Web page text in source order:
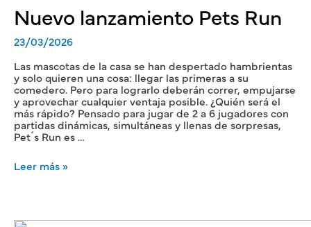
Nuevo lanzamiento Pets Run
23/03/2026
Las mascotas de la casa se han despertado hambrientas
y solo quieren una cosa: llegar las primeras a su
comedero. Pero para lograrlo deberán correr, empujarse
y aprovechar cualquier ventaja posible. ¿Quién será el
más rápido? Pensado para jugar de 2 a 6 jugadores con
partidas dinámicas, simultáneas y llenas de sorpresas,
Pet´s Run es …
Leer más »